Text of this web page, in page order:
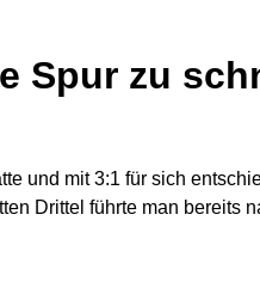
Spur zu
und mit 3:1 für sich
Drittel führte man bereits